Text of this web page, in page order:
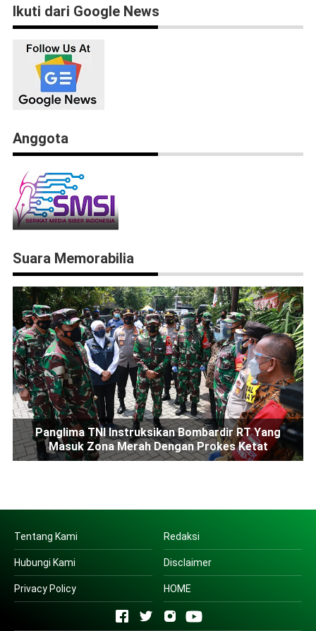
Ikuti dari Google News
Anggota
Suara Memorabilia
Panglima TNI Instruksikan Bombardir RT Yang
Masuk Zona Merah Dengan Prokes Ketat
Tentang Kami Redaksi
Hubungi Kami Disclaimer
Privacy Policy HOME